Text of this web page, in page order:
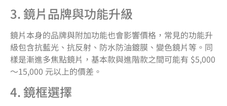
3. 鏡片品牌與功能升級
鏡片本身的品牌與附加功能也會影響價格，常見的功能升
級包含抗藍光、抗反射、防水防油鍍膜、變色鏡片等。同
樣是漸進多焦點鏡片，基本款與進階款之間可能有 $5,000
～15,000 元以上的價差。
4. 鏡框選擇